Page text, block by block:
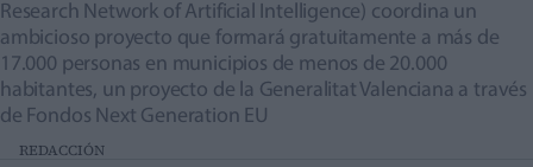
Research Network of Artificial Intelligence) coordina un
ambicioso proyecto que formará gratuitamente a más de
17.000 personas en municipios de menos de 20.000
habitantes, un proyecto de la Generalitat Valenciana a través
de Fondos Next Generation EU
REDACCIÓN